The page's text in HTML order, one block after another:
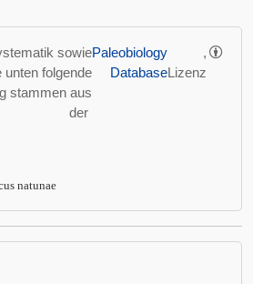
sowie
unten folgende
stammen aus
der
Paleobiology
Database
,
Lizenz
natunae